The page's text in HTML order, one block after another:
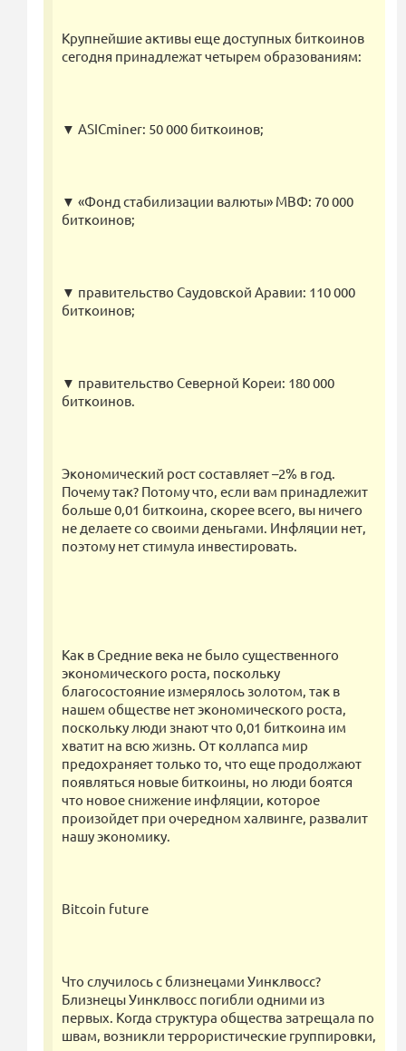
Крупнейшие активы еще доступных биткоинов
сегодня принадлежат четырем образованиям:
▼ ASICminer: 50 000 биткоинов;
▼ «Фонд стабилизации валюты» МВФ: 70 000
биткоинов;
▼ правительство Саудовской Аравии: 110 000
биткоинов;
▼ правительство Северной Кореи: 180 000
биткоинов.
Экономический рост составляет –2% в год.
Почему так? Потому что, если вам принадлежит
больше 0,01 биткоина, скорее всего, вы ничего
не делаете со своими деньгами. Инфляции нет,
поэтому нет стимула инвестировать.
Как в Средние века не было существенного
экономического роста, поскольку
благосостояние измерялось золотом, так в
нашем обществе нет экономического роста,
поскольку люди знают что 0,01 биткоина им
хватит на всю жизнь. От коллапса мир
предохраняет только то, что еще продолжают
появляться новые биткоины, но люди боятся
что новое снижение инфляции, которое
произойдет при очередном халвинге, развалит
нашу экономику.
Bitcoin future
Что случилось с близнецами Уинклвосс?
Близнецы Уинклвосс погибли одними из
первых. Когда структура общества затрещала по
швам, возникли террористические группировки,